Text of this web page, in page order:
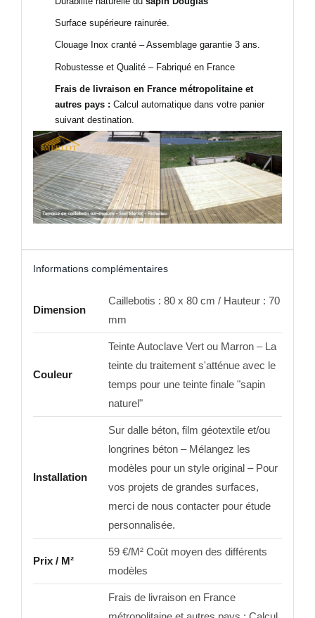
Surface supérieure rainurée.
Clouage Inox cranté – Assemblage garantie 3 ans.
Robustesse et Qualité – Fabriqué en France
Frais de livraison en France métropolitaine et
autres pays : Calcul automatique dans votre panier
suivant destination.
Informations complémentaires
Dimension
Caillebotis : 80 x 80 cm / Hauteur : 70
mm
Couleur
Teinte Autoclave Vert ou Marron – La
teinte du traitement s'atténue avec le
temps pour une teinte finale "sapin
naturel"
Installation
Sur dalle béton, film géotextile et/ou
longrines béton – Mélangez les
modèles pour un style original – Pour
vos projets de grandes surfaces,
merci de nous contacter pour étude
personnalisée.
Prix / M²
59 €/M² Coût moyen des différents
modèles
Frais de livraison en France